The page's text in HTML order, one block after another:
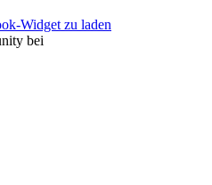
Widget zu laden
bei